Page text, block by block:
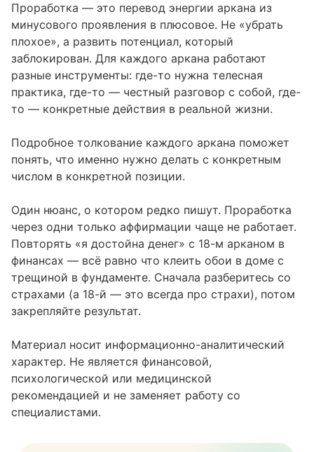
Проработка — это перевод энергии аркана из
минусового проявления в плюсовое. Не «убрать
плохое», а развить потенциал, который
заблокирован. Для каждого аркана работают
разные инструменты: где-то нужна телесная
практика, где-то — честный разговор с собой, где-
то — конкретные действия в реальной жизни.
Подробное толкование каждого аркана поможет
понять, что именно нужно делать с конкретным
числом в конкретной позиции.
Один нюанс, о котором редко пишут. Проработка
через одни только аффирмации чаще не работает.
Повторять «я достойна денег» с 18-м арканом в
финансах — всё равно что клеить обои в доме с
трещиной в фундаменте. Сначала разберитесь со
страхами (а 18-й — это всегда про страхи), потом
закрепляйте результат.
Материал носит информационно-аналитический
характер. Не является финансовой,
психологической или медицинской
рекомендацией и не заменяет работу со
специалистами.